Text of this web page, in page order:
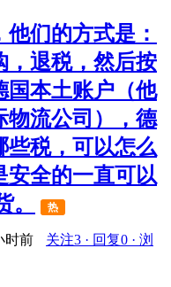
们的方式是：
，退税，然后按
国本土账户（他
物流公司），德
些税，可以怎么
安全的一直可以
热
时前
关注3 · 回复0 · 浏